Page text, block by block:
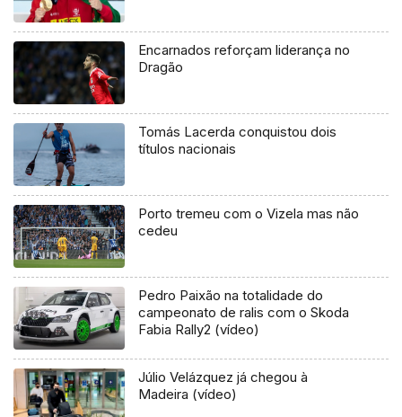
Encarnados reforçam liderança no
Dragão
Tomás Lacerda conquistou dois
títulos nacionais
Porto tremeu com o Vizela mas não
cedeu
Pedro Paixão na totalidade do
campeonato de ralis com o Skoda
Fabia Rally2 (vídeo)
Júlio Velázquez já chegou à
Madeira (vídeo)